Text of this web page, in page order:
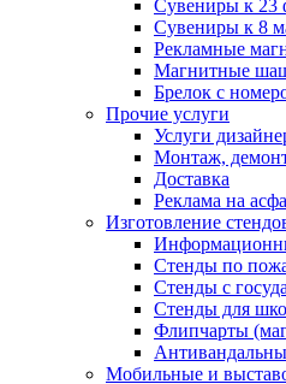
Сувениры к 23
Сувениры к 8
Рекламные
Магнитные
Брелок с
Прочие услуги
Услуги
Монтаж,
Доставка
Реклама на
Изготовление
Стенды по
Стенды с
Стенды для
Флипчарты
Мобильные и